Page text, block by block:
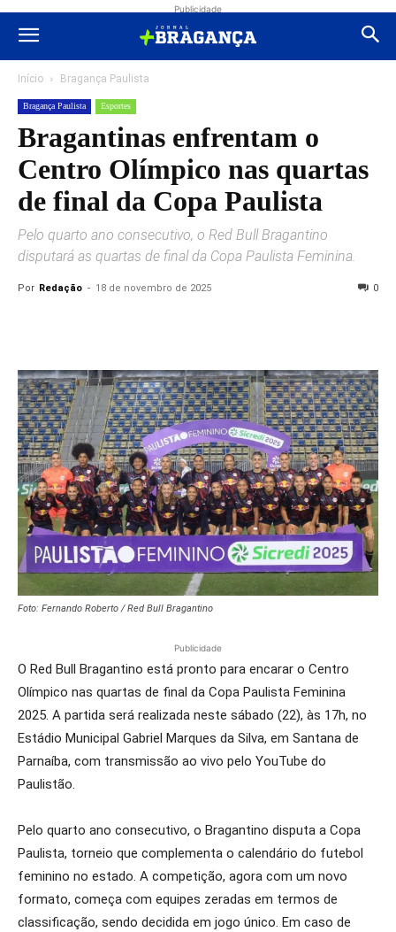
Publicidade
Início Bragança Paulista
Bragança Paulista Esportes
Bragantinas enfrentam o
Centro Olímpico nas quartas
de final da Copa Paulista
Pelo quarto ano consecutivo, o Red Bull Bragantino
disputará as quartas de final da Copa Paulista Feminina.
Por Redação - 18 de novembro de 2025 0
Foto: Fernando Roberto / Red Bull Bragantino
Publicidade
O Red Bull Bragantino está pronto para encarar o Centro
Olímpico nas quartas de final da Copa Paulista Feminina
2025. A partida será realizada neste sábado (22), às 17h, no
Estádio Municipal Gabriel Marques da Silva, em Santana de
Parnaíba, com transmissão ao vivo pelo YouTube do
Paulistão.
Pelo quarto ano consecutivo, o Bragantino disputa a Copa
Paulista, torneio que complementa o calendário do futebol
feminino no estado. A competição, agora com um novo
formato, começa com equipes zeradas em termos de
classificação, sendo decidida em jogo único. Em caso de